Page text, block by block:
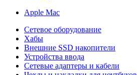
Apple Mac
Сетевое оборудование
Хабы
Внешние SSD накопители
Устройства ввода
Сетевые адаптеры и кабели